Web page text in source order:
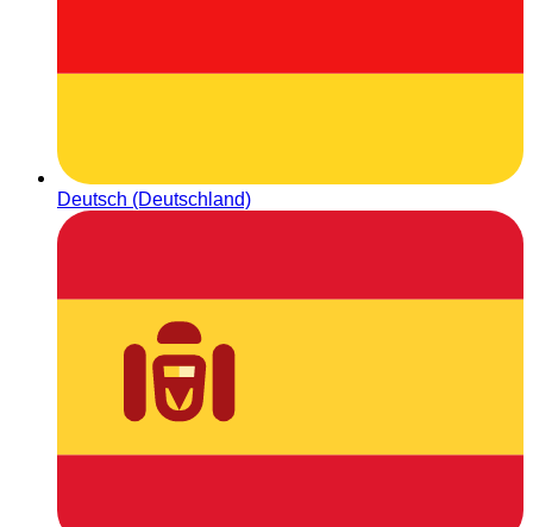
Deutsch (Deutschland)